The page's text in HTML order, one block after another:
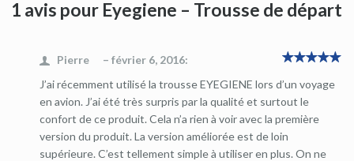
1 avis pour Eyegiene – Trousse de départ
5
Pierre – février 6, 2016:
J’ai récemment utilisé la trousse EYEGIENE lors d’un voyage
en avion. J’ai été très surpris par la qualité et surtout le
confort de ce produit. Cela n’a rien à voir avec la première
version du produit. La version améliorée est de loin
supérieure. C’est tellement simple à utiliser en plus. On ne